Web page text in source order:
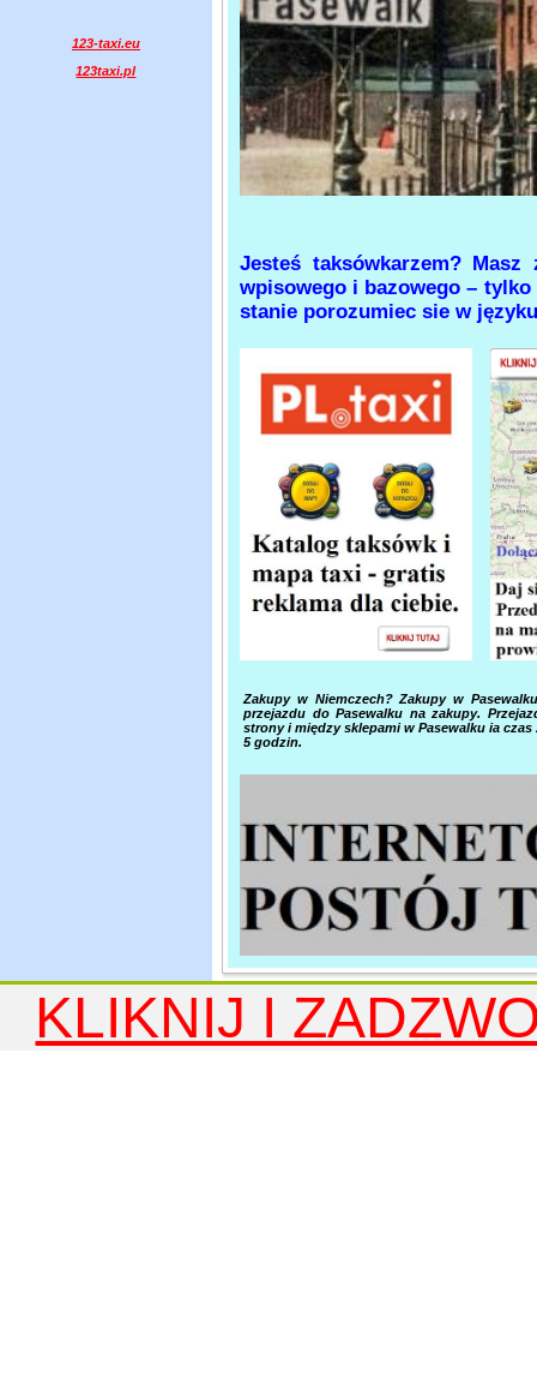
123-taxi.eu
123taxi.pl
Jesteś taksówkarzem?
wpisowego i bazowego –
stanie porozumiec sie w
Zakupy w Niemczech? Zakupy w
przejazdu do Pasewalku na zakupy.
strony i między sklepami w Pasewalku ia czas
5 godzin.
KLIKNIJ I